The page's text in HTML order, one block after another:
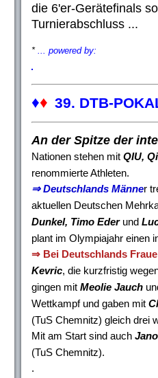
die 6'er-Gerätefinals
Turnierabschluss ...
*... powered by:
♦♦ 39. DTB-
An der Spitze der
Nationen stehen mit QIU,
renommierte Athleten.
⇒ Deutschlands Männer
aktuellen Deutschen
Dunkel, Timo Ederund
plant im Olympiajahr einen
⇒ Bei Deutschlands
Kevric, die kurzfristig
gingen mit Meolie Jauch
Wettkampf und gaben mit
(TuS Chemnitz) gleich drei
Mit am Start sind auch
(TuS Chemnitz).
.